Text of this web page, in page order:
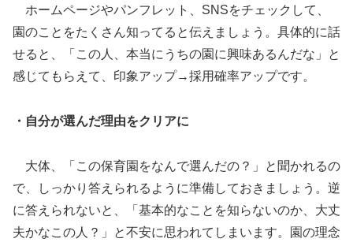
ホームページやパンフレット、SNSをチェックして、
園のことをたくさん知ってると伝えましょう。具体的に話
せると、「この人、本当にうちの園に興味あるんだな」と
感じてもらえて、印象アップ→採用確率アップです。
・自分が選んだ理由をクリアに
大体、「この保育園をなんで選んだの？」と聞かれるの
で、しっかり答えられるように準備しておきましょう。逆
に答えられないと、「基本的なことを知らないのか、大丈
夫かなこの人？」と不安に思われてしまいます。園の理念